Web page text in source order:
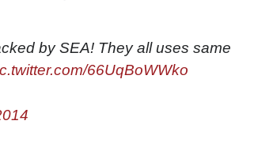
by SEA! They all uses same
66UqBoWWko